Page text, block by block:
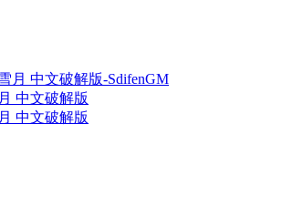
中文破解版
中文破解版